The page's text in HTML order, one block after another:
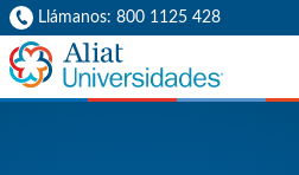
Llámanos: 800 1125 428